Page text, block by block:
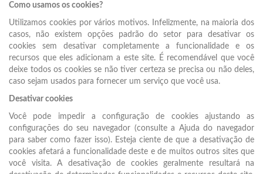
Como usamos os cookies?
Utilizamos cookies por vários motivos. Infelizmente, na maioria dos
casos, não existem opções padrão do setor para desativar os
cookies sem desativar completamente a funcionalidade e os
recursos que eles adicionam a este site. É recomendável que você
deixe todos os cookies se não tiver certeza se precisa ou não deles,
caso sejam usados para fornecer um serviço que você usa.
Desativar cookies
Você pode impedir a configuração de cookies ajustando as
configurações do seu navegador (consulte a Ajuda do navegador
para saber como fazer isso). Esteja ciente de que a desativação de
cookies afetará a funcionalidade deste e de muitos outros sites que
você visita. A desativação de cookies geralmente resultará na